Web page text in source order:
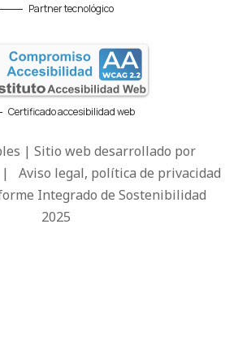
Partner tecnológico
Certificado accesibilidad web
| Sitio web desarrollado por
| Aviso legal, política de privacidad
Integrado de Sostenibilidad
2025